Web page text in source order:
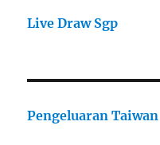
Live Draw Sgp
Pengeluaran Taiwan